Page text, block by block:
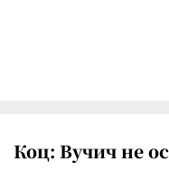
Коц: Вучич не